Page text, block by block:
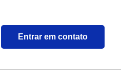
Entrar em contato